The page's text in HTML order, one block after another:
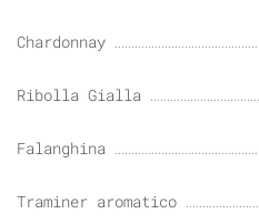
Chardonnay
Ribolla Gialla
Falanghina
Traminer aromatico